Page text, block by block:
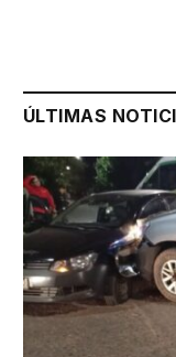
ÚLTIMAS